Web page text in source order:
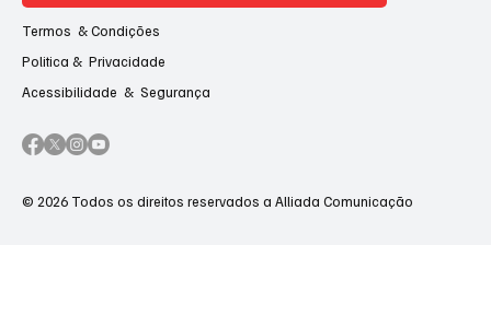
Termos & Condições
Politica & Privacidade
Acessibilidade & Segurança
© 2026 Todos os direitos reservados a Alliada Comunicação